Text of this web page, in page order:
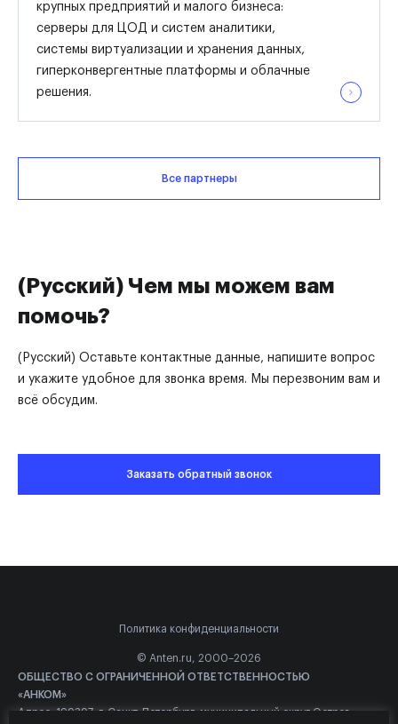
крупных предприятий и малого бизнеса:
серверы для ЦОД и систем аналитики,
системы виртуализации и хранения данных,
гиперконвергентные платформы и облачные
решения.
Все партнеры
(Русский) Чем мы можем вам
помочь?
(Русский) Оставьте контактные данные, напишите вопрос
и укажите удобное для звонка время. Мы перезвоним вам и
всё обсудим.
Заказать обратный звонок
© Anten.ru, 2000–2026
Политика конфиденциальности
ОБЩЕСТВО С ОГРАНИЧЕННОЙ ОТВЕТСТВЕННОСТЬЮ
«АНКОМ»
Адрес: 199397, г. Санкт-Петербург, муниципальный округ Остров